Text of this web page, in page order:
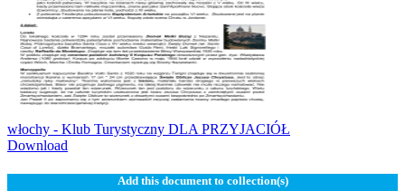
włochy - Klub Turystyczny DLA PRZYJACIÓŁ
Download
Add this document to collection(s)